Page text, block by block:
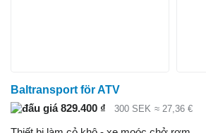
Baltransport för ATV
829.400 ₫
300 SEK ≈ 27,36 €